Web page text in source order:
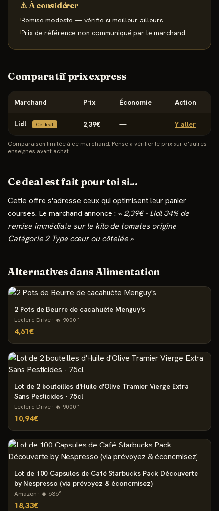
⚠️ À considérer
!Remise modeste — vérifie si meilleur ailleurs
!Prix de référence non communiqué par le marchand
Comparatif prix express
Marchand Prix Économie Action
Lidl Ce deal 2,39€ — Y aller
Comparaison limitée à ce marchand. Pense à vérifier le prix sur d'autres
enseignes avant achat.
Ce deal est fait pour toi si...
Cette offre s'adresse ceux qui optimisent leur panier
courses. Le marchand annonce : «2,39€ - Lidl 34% de
remise immédiate sur le kilo de tomates origine
Catégorie 2 Type cœur ou côtelée»
Alternatives dans Alimentation
2 Pots de Beurre de cacahuète Menguy's
Leclerc Drive · 🔥 9000°
4,61€
Lot de 2 bouteilles d'Huile d'Olive Tramier Vierge Extra
Sans Pesticides - 75cl
Leclerc Drive · 🔥 9000°
10,94€
Lot de 100 Capsules de Café Starbucks Pack Découverte
by Nespresso (via prévoyez & économisez)
Amazon · 🔥 636°
18,33€